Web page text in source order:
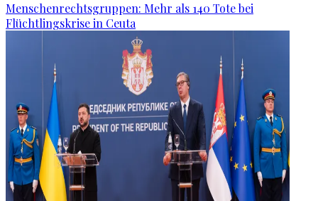
Menschenrechtsgruppen: Mehr als 140 Tote bei
Flüchtlingskrise in Ceuta